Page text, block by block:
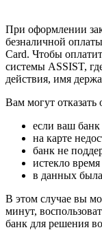
При оформлении
безналичной
Card. Чтобы
системы ASSIST,
действия, имя
Вам могут отказать
если ваш
на карте
банк не
истекло
в данных
В этом случае вы
минут,
банк для решения